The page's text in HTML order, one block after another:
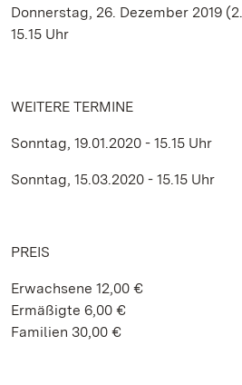
Donnerstag, 26. Dezember 2019
15.15 Uhr
WEITERE TERMINE
Sonntag, 19.01.2020 - 15.15 Uhr
Sonntag, 15.03.2020 - 15.15 Uhr
PREIS
Erwachsene 12,00 €
Ermäßigte 6,00 €
Familien 30,00 €